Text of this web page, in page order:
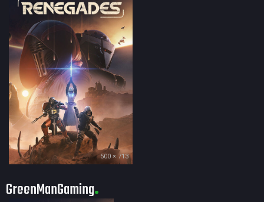
500 × 713
GreenManGaming